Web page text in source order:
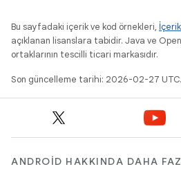
Bu sayfadaki içerik ve kod örnekleri,
açıklanan lisanslara tabidir. Java ve
ortaklarının tescilli ticari markasıdır.
Son güncelleme tarihi: 2026-02-27 UTC.
ANDROID HAKKINDA DAHA